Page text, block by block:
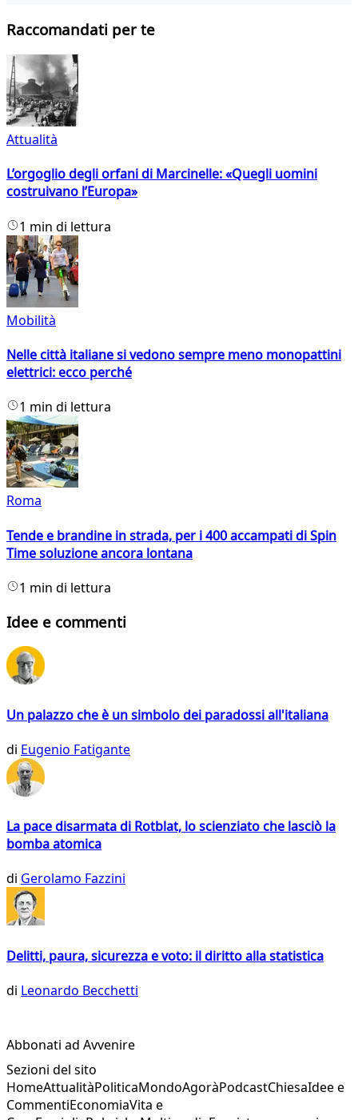
Raccomandati per te
Attualità
L’orgoglio degli orfani di Marcinelle: «Quegli uomini
costruivano l’Europa»
1 min di lettura
Mobilità
Nelle città italiane si vedono sempre meno monopattini
elettrici: ecco perché
1 min di lettura
Roma
Tende e brandine in strada, per i 400 accampati di Spin
Time soluzione ancora lontana
1 min di lettura
Idee e commenti
Un palazzo che è un simbolo dei paradossi all'italiana
di Eugenio Fatigante
La pace disarmata di Rotblat, lo scienziato che lasciò la
bomba atomica
di Gerolamo Fazzini
Delitti, paura, sicurezza e voto: il diritto alla statistica
di Leonardo Becchetti
Abbonati ad Avvenire
Sezioni del sito
HomeAttualitàPoliticaMondoAgoràPodcastChiesaIdee e
CommentiEconomiaVita e